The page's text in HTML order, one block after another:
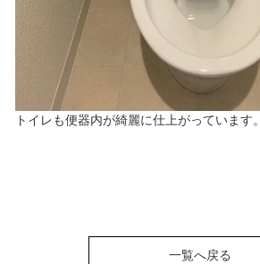
トイレも便器内が綺麗に仕上がっています。
一覧へ戻る